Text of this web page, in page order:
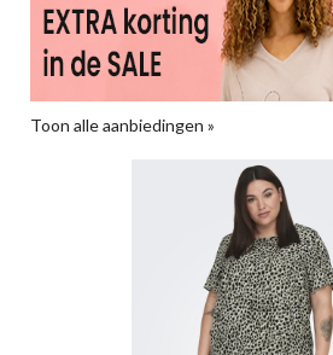
Toon alle aanbiedingen »